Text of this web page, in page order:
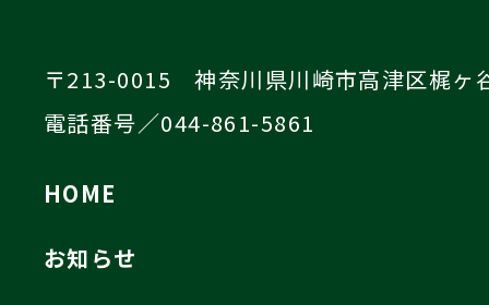
〒213-0015 神奈川県川崎市高津区梶ヶ
電話番号／044-861-5861
HOME
お知らせ